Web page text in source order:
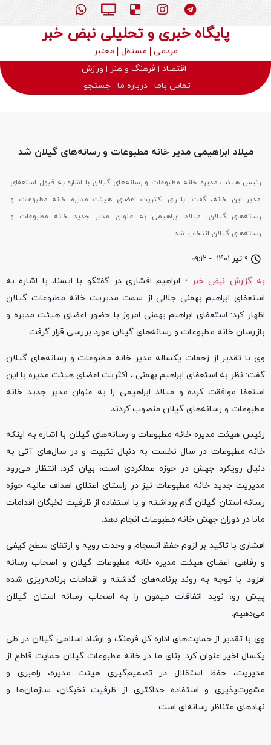
پایگاه خبری و تحلیلی نبض خبر
مردمی مستقل
معتبر
اقتصاد
فرهنگ و هنر
ورزش
تماس باما درباره ما جستجو
۹ تیر ۱۴۰۱ - ۰۹:۱۲
میلاد ابراهیمی مدیر خانه مطبوعات و رسانه های گیلان شد
رئیس هیئت مدیره خانه مطبوعات و رسانه‌های گیلان با اشاره به قبول استعفای
مدیر این خانه، گفت: با رای اکثریت اعضای هیئت مدیره خانه مطبوعات و
رسانه‌های گیلان، میلاد ابراهیمی به عنوان مدیر جدید خانه مطبوعات و
رسانه‌های گیلان انتخاب شد.
به گزارش نبض خبر ؛ ابراهیم افشاری در گفتگو با ایسنا، با اشاره به
استعفای ابراهیم بهمنی جلالی از سمت مدیریت خانه مطبوعات گیلان
اظهار کرد: استعفای ابراهیم بهمنی امروز با حضور اعضای هیئت مدیره و
بازرسان خانه مطبوعات و رسانه‌های گیلان مورد بررسی قرار گرفت.
وی با تقدیر از زحمات یکساله مدیر خانه مطبوعات و رسانه‌های گیلان
گفت: نظر به استعفای ابراهیم بهمنی ، اکثریت اعضای هیئت مدیره با این
استعفا موافقت کرده و میلاد ابراهیمی را به عنوان مدیر جدید خانه
مطبوعات و رسانه‌های گیلان منصوب کردند.
رئیس هیئت مدیره خانه مطبوعات و رسانه‌های گیلان با اشاره به اینکه
خانه مطبوعات در سال نخست به دنبال تثبیت و در سال‌های آتی به
دنبال رویکرد جهش در حوزه عملکردی است، بیان کرد: انتظار می‌رود
مدیریت جدید خانه مطبوعات نیز در راستای اعتلای اهداف عالیه حوزه
رسانه استان گیلان گام برداشته و با استفاده از ظرفیت نخبگان اقدامات
مانا در دوران جهش خانه مطبوعات انجام دهد.
افشاری با تاکید بر لزوم حفظ انسجام و وحدت رویه و ارتقای سطح کیفی
و رفاهی اعضای هیئت مدیره خانه مطبوعات گیلان و اصحاب رسانه
افزود: با توجه به روند برنامه‌های گذشته و اقدامات برنامه‌ریزی شده
پیش رو، نوید اتفاقات میمون را به اصحاب رسانه استان گیلان
می‌دهیم.
وی با تقدیر از حمایت‌های اداره کل فرهنگ و ارشاد اسلامی گیلان در طی
یکسال اخیر عنوان کرد: بنای ما در خانه مطبوعات گیلان حمایت قاطع از
مدیریت، حفظ استقلال در تصمیم‌گیری هیئت مدیره، راهبری و
مشورت‌پذیری و استفاده حداکثری از ظرفیت نخبگان، سازمان‌ها و
نهادهای متناظر رسانه‌ای است.